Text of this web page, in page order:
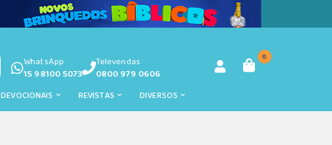
WhatsApp
15 98100 5073
Televendas
0800 979 0606
0
DEVOCIONAIS REVISTAS DIVERSOS